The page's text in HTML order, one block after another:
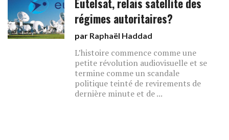
Eutelsat, relais satellite des
régimes autoritaires?
par Raphaël Haddad
L’histoire commence comme une
petite révolution audiovisuelle et se
termine comme un scandale
politique teinté de revirements de
dernière minute et de ...